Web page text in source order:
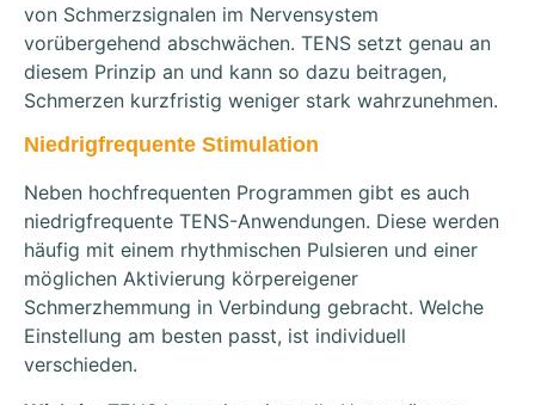
von Schmerzsignalen im Nervensystem
vorübergehend abschwächen. TENS setzt genau an
diesem Prinzip an und kann so dazu beitragen,
Schmerzen kurzfristig weniger stark wahrzunehmen.
Niedrigfrequente Stimulation
Neben hochfrequenten Programmen gibt es auch
niedrigfrequente TENS-Anwendungen. Diese werden
häufig mit einem rhythmischen Pulsieren und einer
möglichen Aktivierung körpereigener
Schmerzhemmung in Verbindung gebracht. Welche
Einstellung am besten passt, ist individuell
verschieden.